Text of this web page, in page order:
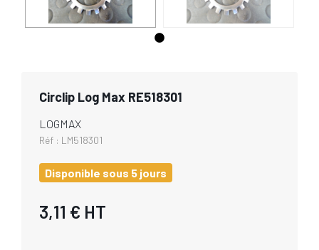
Circlip Log Max RE518301
LOGMAX
Réf : LM518301
Disponible sous 5 jours
3,11 € HT